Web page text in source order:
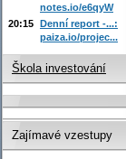
notes.io/e6qyW
20:15 Denní report -...:
paiza.io/projec...
Škola investování
Zajímavé vzestupy